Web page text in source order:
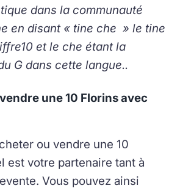
dans la communauté
en disant « tine che » le tine
et le che étant la
G dans cette langue..
une 10 Florins avec
ou vendre une 10
est votre partenaire tant à
Vous pouvez ainsi